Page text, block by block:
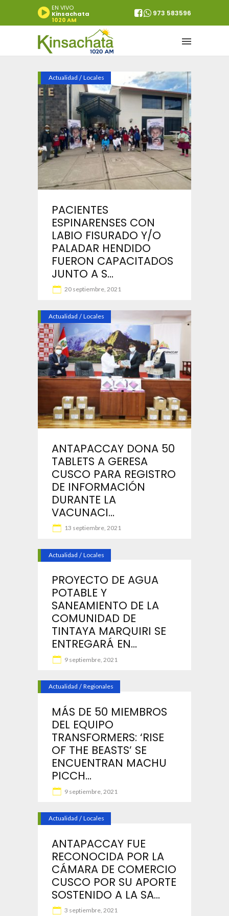
EN VIVO
Kinsachata
1020 AM
973 583596
Actualidad / Locales
PACIENTES
ESPINARENSES CON
LABIO FISURADO Y/O
PALADAR HENDIDO
FUERON CAPACITADOS
JUNTO A S...
20 septiembre, 2021
Actualidad / Locales
ANTAPACCAY DONA 50
TABLETS A GERESA
CUSCO PARA REGISTRO
DE INFORMACIÓN
DURANTE LA
VACUNACI...
13 septiembre, 2021
Actualidad / Locales
PROYECTO DE AGUA
POTABLE Y
SANEAMIENTO DE LA
COMUNIDAD DE
TINTAYA MARQUIRI SE
ENTREGARÁ EN...
9 septiembre, 2021
Actualidad / Regionales
MÁS DE 50 MIEMBROS
DEL EQUIPO
TRANSFORMERS: ‘RISE
OF THE BEASTS’ SE
ENCUENTRAN MACHU
PICCH...
9 septiembre, 2021
Actualidad / Locales
ANTAPACCAY FUE
RECONOCIDA POR LA
CÁMARA DE COMERCIO
CUSCO POR SU APORTE
SOSTENIDO A LA SA...
3 septiembre, 2021